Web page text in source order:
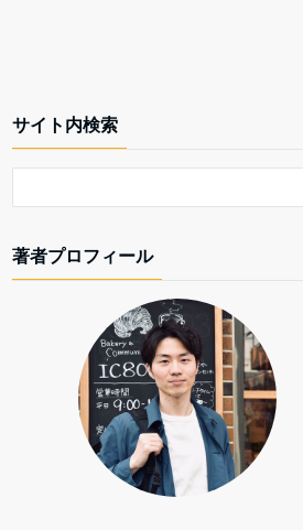
サイト内検索
著者プロフィール